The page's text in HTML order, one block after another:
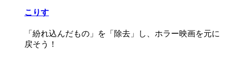
こりす
「紛れ込んだもの」を「除去」し、ホラー映画を元に
戻そう！